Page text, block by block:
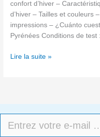
confort d’hiver –
d’hiver – Tailles et couleurs
impressions – ¿Cuánto
Pyrénées Conditions de
Lire la suite »